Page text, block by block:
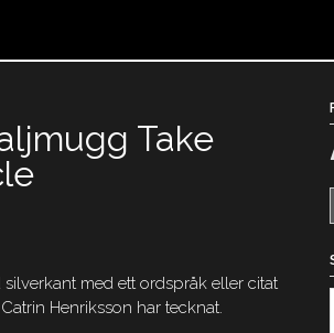
Take
med ett ordspråk eller citat
Henriksson har tecknat.